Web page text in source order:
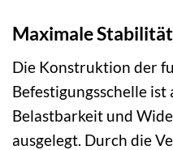
Maximale
Die Konstruktion der
Befestigungsschelle ist
Belastbarkeit und
ausgelegt. Durch die